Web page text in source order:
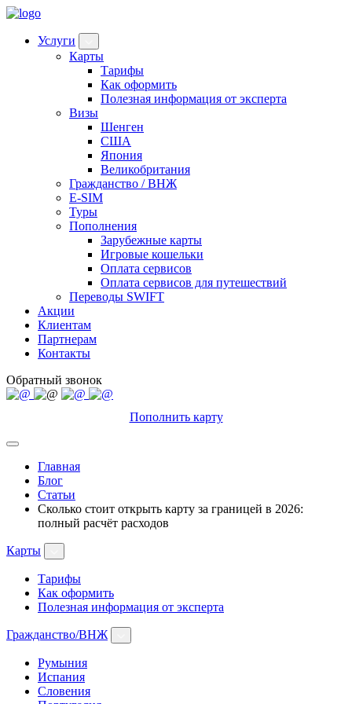
Услуги
Карты
Тарифы
Как оформить
Полезная информация от эксперта
Визы
Шенген
США
Япония
Великобритания
Гражданство / ВНЖ
E-SIM
Туры
Пополнения
Зарубежные карты
Игровые кошельки
Оплата сервисов
Оплата сервисов для путешествий
Переводы SWIFT
Акции
Клиентам
Партнерам
Контакты
Обратный звонок
Пополнить карту
Главная
Блог
Статьи
Сколько стоит открыть карту за границей в 2026:
полный расчёт расходов
Карты
Тарифы
Как оформить
Полезная информация от эксперта
Гражданство/ВНЖ
Румыния
Испания
Словения